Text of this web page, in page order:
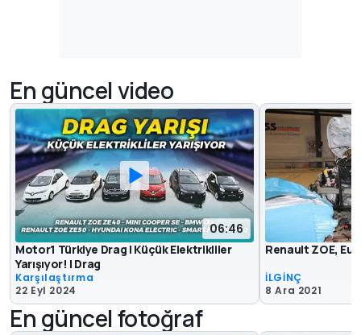
En güncel video
06:46
Motor1 Türkiye Drag | Küçük Elektrikliler
Yarışıyor! | Drag
Karşılaştırma
22 Eyl 2024
Renault ZOE,
İLGİNÇ
8 Ara 2021
En güncel fotoğraf